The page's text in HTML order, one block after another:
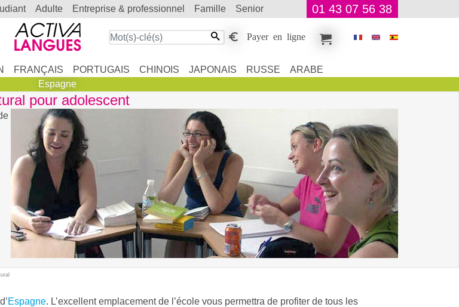
adulte entreprise & professionnel famille senior 01 43 07 56 38
Payer en ligne
FRANÇAIS PORTUGAIS CHINOIS JAPONAIS RUSSE
ARABE
Espagne
pour adolescent
Espagne. L’excellent emplacement de l’école vous permettra de profiter de tous les